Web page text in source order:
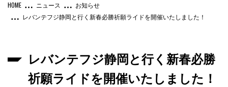
ニュース
お知らせ
レバンテフジ静岡と行く新春必勝祈願ライドを開催いたしました！
レバンテフジ静岡と行く新春必勝
祈願ライドを開催いたしました！